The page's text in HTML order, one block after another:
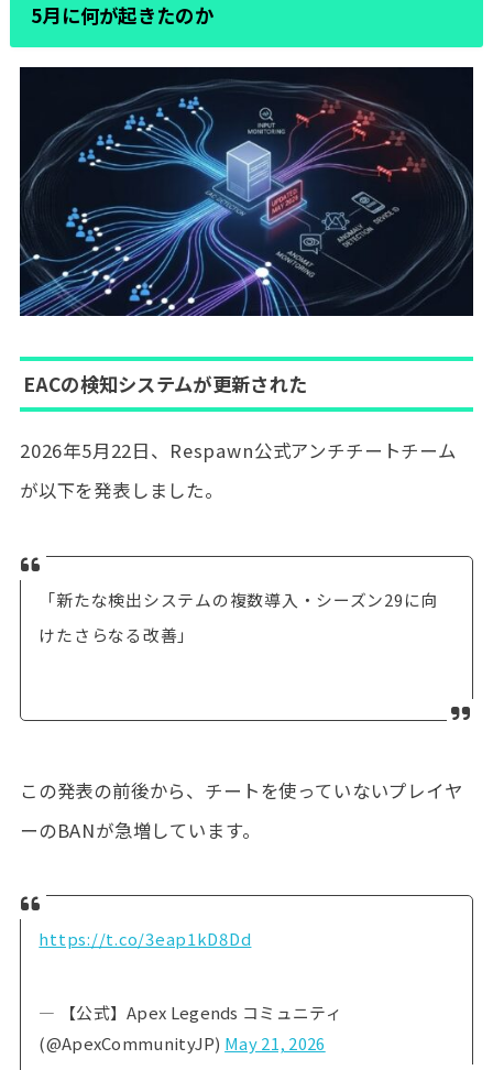
5月に何が起きたのか
EACの検知システムが更新された
2026年5月22日、Respawn公式アンチチートチーム
が以下を発表しました。
「新たな検出システムの複数導入・シーズン29に向
けたさらなる改善」
この発表の前後から、チートを使っていないプレイヤ
ーのBANが急増しています。
https://t.co/3eap1kD8Dd
— 【公式】Apex Legends コミュニティ
(@ApexCommunityJP) May 21, 2026